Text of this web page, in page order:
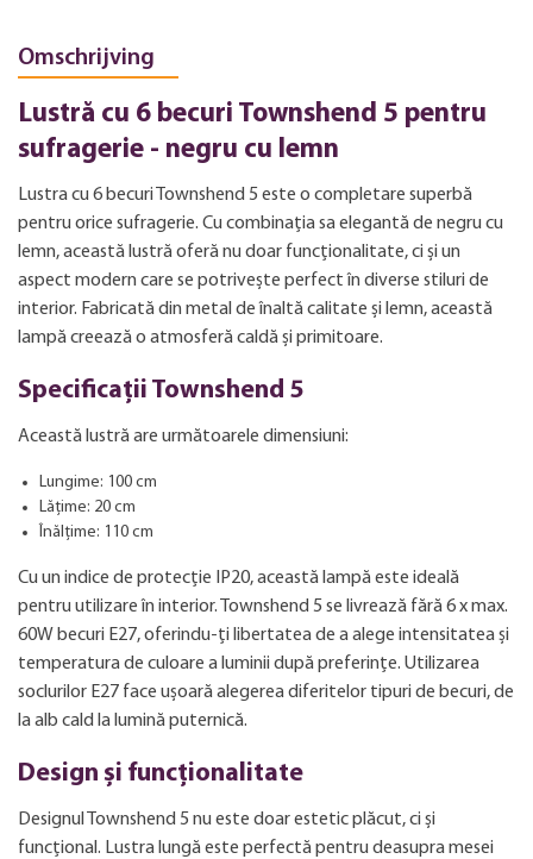
Omschrijving
Lustră cu 6 becuri Townshend 5 pentru
sufragerie - negru cu lemn
Lustra cu 6 becuri Townshend 5 este o completare superbă
pentru orice sufragerie. Cu combinația sa elegantă de negru cu
lemn, această lustră oferă nu doar funcționalitate, ci și un
aspect modern care se potrivește perfect în diverse stiluri de
interior. Fabricată din metal de înaltă calitate și lemn, această
lampă creează o atmosferă caldă și primitoare.
Specificații Townshend 5
Această lustră are următoarele dimensiuni:
Lungime: 100 cm
Lățime: 20 cm
Înălțime: 110 cm
Cu un indice de protecție IP20, această lampă este ideală
pentru utilizare în interior. Townshend 5 se livrează fără 6 x max.
60W becuri E27, oferindu-ți libertatea de a alege intensitatea și
temperatura de culoare a luminii după preferințe. Utilizarea
soclurilor E27 face ușoară alegerea diferitelor tipuri de becuri, de
la alb cald la lumină puternică.
Design și funcționalitate
Designul Townshend 5 nu este doar estetic plăcut, ci și
funcțional. Lustra lungă este perfectă pentru deasupra mesei